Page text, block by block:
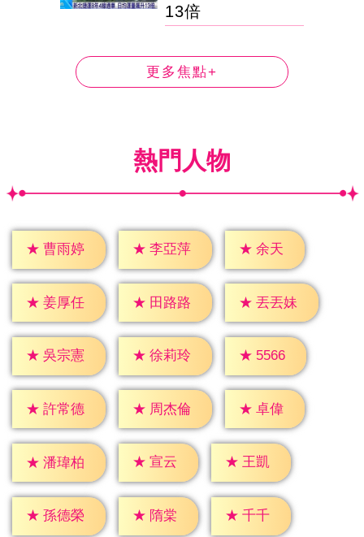
13倍
更多焦點+
熱門人物
★ 曹雨婷 ★ 李亞萍 ★ 余天
★ 姜厚任 ★ 田路路 ★ 丟丟妹
★ 吳宗憲 ★ 徐莉玲 ★ 5566
★ 許常德 ★ 周杰倫 ★ 卓偉
★ 潘瑋柏 ★ 宣云 ★ 王凱
★ 孫德榮 ★ 隋棠 ★ 千千